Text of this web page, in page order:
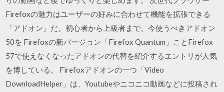
Firefoxの魅力はユーザーの好みに合わせて機能を拡張できる
「アドオン」だ。初心者から上級者まで、今使うべきアドオン
50を Firefoxの新バージョン「Firefox Quantum」ことFirefox
57で使えなくなったアドオンの代替を紹介するエントリが人気
を博している。 Firefoxアドオンの一つ「Video
DownloadHelper」は、Youtubeやニコニコ動画などに投稿され